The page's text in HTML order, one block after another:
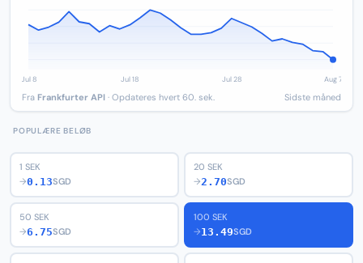
Fra Frankfurter API · Opdateres hvert 60. sek. Sidste måned
POPULÆRE BELØB
1 SEK
→0.13SGD
20 SEK
→2.70SGD
50 SEK
→6.75SGD
100 SEK
→13.49SGD